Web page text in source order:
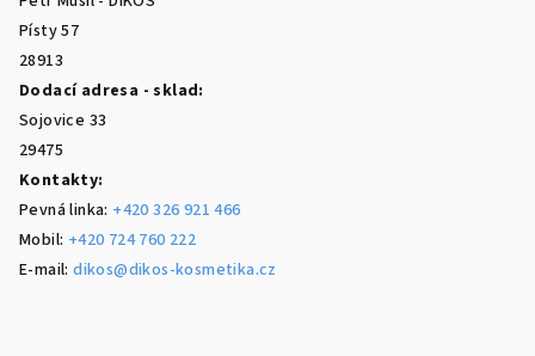
Písty 57
28913
Dodací adresa - sklad:
Sojovice 33
29475
Kontakty:
Pevná linka: +420 326 921 466
Mobil: +420 724 760 222
E-mail:dikos@dikos-kosmetika.cz